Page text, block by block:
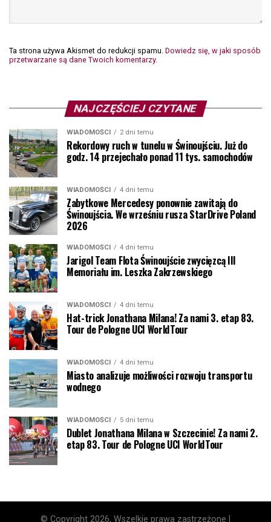
Ta strona używa Akismet do redukcji spamu. Dowiedz się, w jaki sposób
przetwarzane są dane Twoich komentarzy.
NAJCZĘŚCIEJ CZYTANE
WIADOMOŚCI 2 dni temu
Rekordowy ruch w tunelu w Świnoujściu. Już do
godz. 14 przejechało ponad 11 tys. samochodów
WIADOMOŚCI 4 dni temu
Zabytkowe Mercedesy ponownie zawitają do
Świnoujścia. We wrześniu rusza StarDrive Poland
2026
WIADOMOŚCI 4 dni temu
Jarigol Team Flota Świnoujście zwycięzcą III
Memoriału im. Leszka Zakrzewskiego
WIADOMOŚCI 4 dni temu
Hat-trick Jonathana Milana! Za nami 3. etap 83.
Tour de Pologne UCI WorldTour
WIADOMOŚCI 4 dni temu
Miasto analizuje możliwości rozwoju transportu
wodnego
WIADOMOŚCI 5 dni temu
Dublet Jonathana Milana w Szczecinie! Za nami 2.
etap 83. Tour de Pologne UCI WorldTour
© Copyright 2026, Wszelkie prawa zastrzeżone |